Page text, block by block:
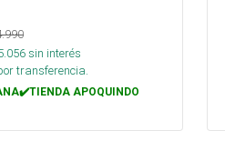
sin interés
transferencia.
APOQUINDO